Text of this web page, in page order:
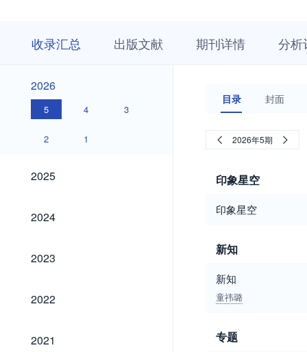
收录汇总 出版文献 期刊详情 分析
2026
2026
5 4 3
2 1
2025
2025
2024
2024
2023
2023
2022
2022
2021
2021
目录 封面
2026年5期
印象星空
印象星空
新知
新知
童祎璐
专题